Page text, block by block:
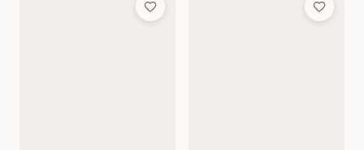
Add to Wish List Add to